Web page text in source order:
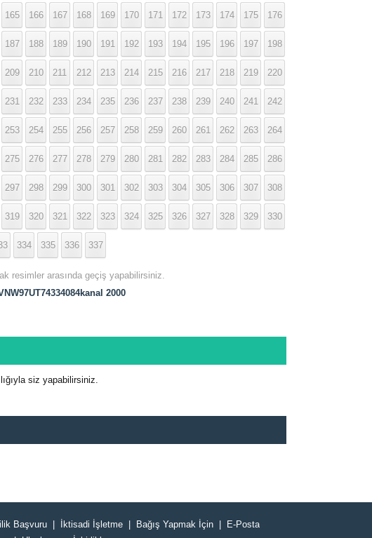
165 166 167 168 169 170 171 172 173 174 175 176
187 188 189 190 191 192 193 194 195 196 197 198
209 210 211 212 213 214 215 216 217 218 219 220
231 232 233 234 235 236 237 238 239 240 241 242
253 254 255 256 257 258 259 260 261 262 263 264
275 276 277 278 279 280 281 282 283 284 285 286
297 298 299 300 301 302 303 304 305 306 307 308
319 320 321 322 323 324 325 326 327 328 329 330
334 335 336 337
resimler arasında geçiş yapabilirsiniz.
2000
siz yapabilirsiniz.
Başvuru İktisadi İşletme Bağış Yapmak İçin
E-Posta